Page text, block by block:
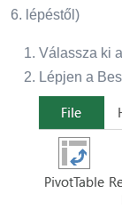
6. lépéstől)
Válassza ki
Lépjen a